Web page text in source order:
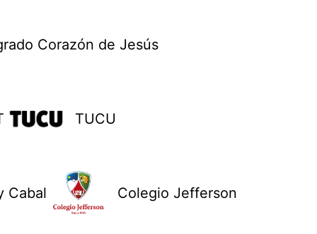
Corazón de Jesús
TUCU
Cabal Colegio Jefferson